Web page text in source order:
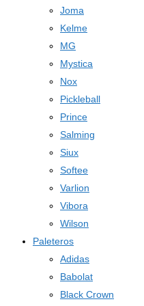
Joma
Kelme
MG
Mystica
Nox
Pickleball
Prince
Salming
Siux
Softee
Varlion
Vibora
Wilson
Paleteros
Adidas
Babolat
Black Crown